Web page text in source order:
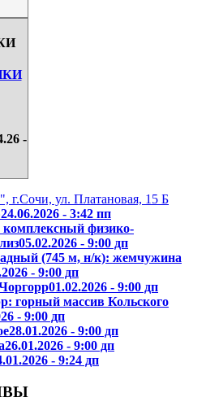
-
24.06.2026 - 3:42 пп
комплексный физико-
05.02.2026 - 9:00 дп
(745 м, н/к): жемчужина
- 9:00 дп
01.02.2026 - 9:00 дп
горный массив Кольского
- 9:00 дп
28.01.2026 - 9:00 дп
26.01.2026 - 9:00 дп
- 9:24 дп